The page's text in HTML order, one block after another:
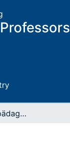
Staatliches Berufspädagogisches Institut Köln